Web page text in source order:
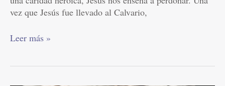
vez que Jesús fue llevado al Calvario,
Leer más »